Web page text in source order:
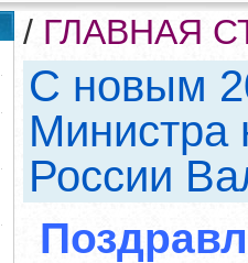
/ ГЛАВНАЯ
С новым
Министра
России